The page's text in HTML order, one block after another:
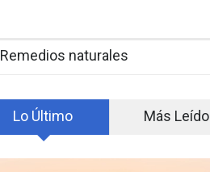
Remedios naturales
Lo Último Más Leído